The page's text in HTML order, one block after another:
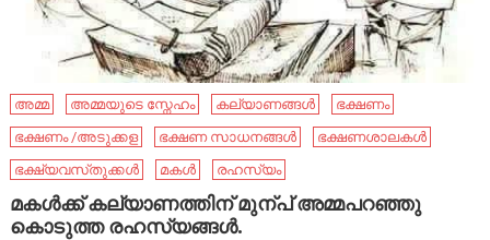
അമ്മ അമ്മയുടെ സ്നേഹം കല്യാണങ്ങൾ
ഭക്ഷണം
ഭക്ഷണം /അടുക്കള
ഭക്ഷണ സാധനങ്ങൾ
ഭക്ഷണശാലകൾ
ഭക്ഷ്യവസ്‌തുക്കൾ
മകള്‍ രഹസ്യം
മകള്‍ക്ക് കല്യാണത്തിന് മുന്പ് അമ്മപറഞ്ഞു
കൊടുത്ത രഹസ്യങ്ങള്‍.